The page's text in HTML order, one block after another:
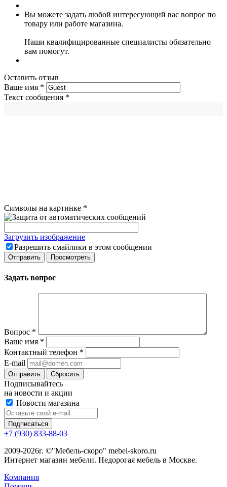
Вы можете задать любой интересующий вас вопрос по
товару или работе магазина.
Наши квалифицированные специалисты обязательно
вам помогут.
Оставить отзыв
Ваше имя *
Текст сообщения *
Символы на картинке *
Загрузить изображение
Разрешить смайлики в этом сообщении
Задать вопрос
Вопрос *
Ваше имя *
Контактный телефон *
E-mail
Сбросить
Подписывайтесь
на новости и акции
Новости магазина
+7 (930) 833-88-03
2009-2026г. ©"Мебель-скоро" mebel-skoro.ru
Интернет магазин мебели. Недорогая мебель в Москве.
Компания